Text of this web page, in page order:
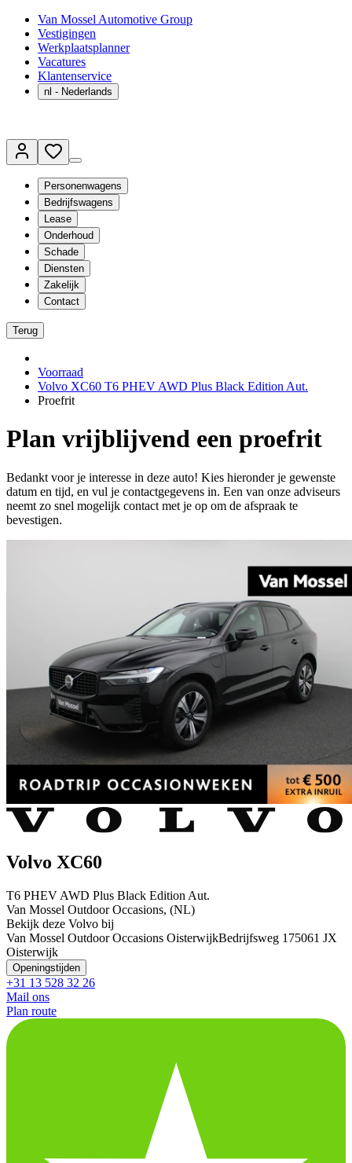
Van Mossel Automotive Group
Vestigingen
Werkplaatsplanner
Vacatures
Klantenservice
nl - Nederlands
Personenwagens
Bedrijfswagens
Lease
Onderhoud
Schade
Diensten
Zakelijk
Contact
Terug
Voorraad
Volvo XC60 T6 PHEV AWD Plus Black Edition Aut.
Proefrit
Plan vrijblijvend een proefrit
Bedankt voor je interesse in deze auto! Kies hieronder je gewenste
datum en tijd, en vul je contactgegevens in. Een van onze adviseurs
neemt zo snel mogelijk contact met je op om de afspraak te
bevestigen.
Volvo XC60
T6 PHEV AWD Plus Black Edition Aut.
Van Mossel Outdoor Occasions, (NL)
Bekijk deze Volvo bij
Van Mossel Outdoor Occasions OisterwijkBedrijfsweg 175061 JX
Oisterwijk
Openingstijden
+31 13 528 32 26
Mail ons
Plan route